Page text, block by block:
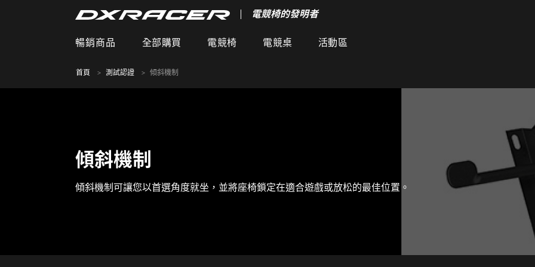
電競椅的發明者
暢銷商品 全部購買 電競椅 電競桌 活動區
首頁 測試認證 傾斜機制
傾斜機制
傾斜機制可讓您以首選角度就坐，並將座椅鎖定在適合遊戲或放松的最佳位置。